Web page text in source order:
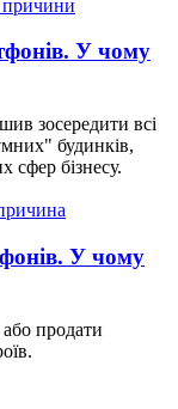
У чому
зосередити всі
будинків,
сфер бізнесу.
У чому
продати